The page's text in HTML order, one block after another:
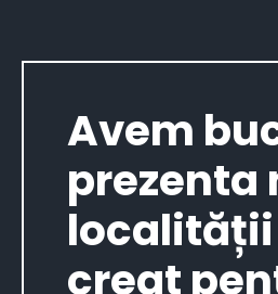
Avem
prezenta
creat